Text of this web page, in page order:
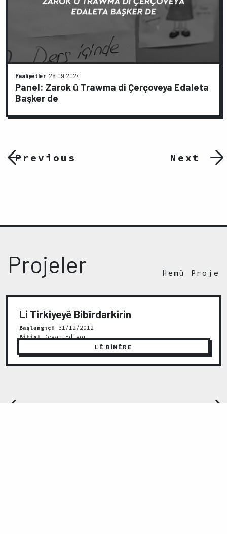
Previous
Faaliyetler| 26.09.2024
Panel: Zarok û Trawma di Çerçoveya Edaleta
Başker de
Next
Projeler Hemû Proje
Li Tirkiyeyê Bibîrdarkirin
Başlangıç:
31/12/2012
Bitiş:
Devam Ediyor
LÊ BİNÊRE